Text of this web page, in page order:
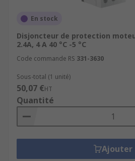
En stock
Disjoncteur de protection moteur
2.4A, 4 A 40 °C -5 °C
Code commande RS 331-3630
Sous-total (1 unité)
50,07 €HT
Quantité
Ajouter